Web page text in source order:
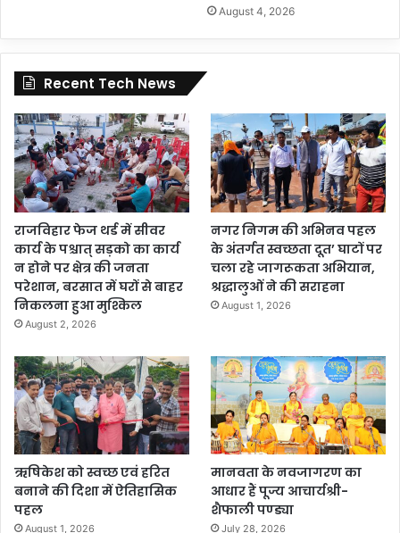
August 4, 2026
Recent Tech News
राजविहार फेज थर्ड में सीवर
कार्य के पश्चात् सड़को का कार्य
न होने पर क्षेत्र की जनता
परेशान, बरसात में घरों से बाहर
निकलना हुआ मुश्किल
August 2, 2026
नगर निगम की अभिनव पहल
के अंतर्गत स्वच्छता दूत’ घाटों पर
चला रहे जागरूकता अभियान,
श्रद्धालुओं ने की सराहना
August 1, 2026
ऋषिकेश को स्वच्छ एवं हरित
बनाने की दिशा में ऐतिहासिक
पहल
August 1, 2026
मानवता के नवजागरण का
आधार हैं पूज्य आचार्यश्री-
शैफाली पण्ड्या
July 28, 2026